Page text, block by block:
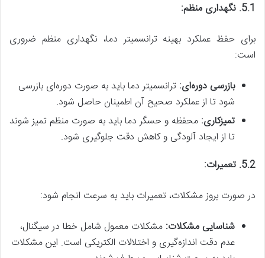
5.1. نگهداری منظم:
برای حفظ عملکرد بهینه ترانسمیتر دما، نگهداری منظم ضروری
است:
بازرسی دوره‌ای: ترانسمیتر دما باید به صورت دوره‌ای بازرسی
شود تا از عملکرد صحیح آن اطمینان حاصل شود.
تمیزکاری: محفظه و حسگر دما باید به صورت منظم تمیز شوند
تا از ایجاد آلودگی و کاهش دقت جلوگیری شود.
5.2. تعمیرات:
در صورت بروز مشکلات، تعمیرات باید به سرعت انجام شود:
شناسایی مشکلات: مشکلات معمول شامل خطا در سیگنال،
عدم دقت اندازه‌گیری و اختلالات الکتریکی است. این مشکلات